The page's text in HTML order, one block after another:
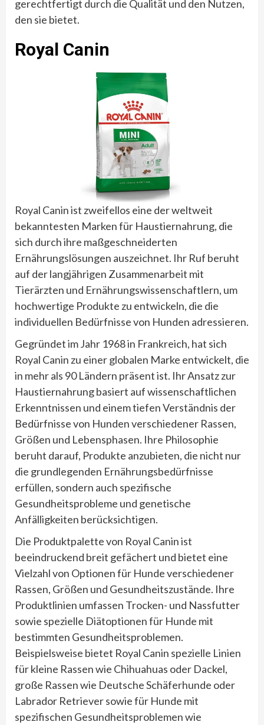
gerechtfertigt durch die Qualität und den Nutzen,
den sie bietet.
Royal Canin
Royal Canin ist zweifellos eine der weltweit
bekanntesten Marken für Haustiernahrung, die
sich durch ihre maßgeschneiderten
Ernährungslösungen auszeichnet. Ihr Ruf beruht
auf der langjährigen Zusammenarbeit mit
Tierärzten und Ernährungswissenschaftlern, um
hochwertige Produkte zu entwickeln, die die
individuellen Bedürfnisse von Hunden adressieren.
Gegründet im Jahr 1968 in Frankreich, hat sich
Royal Canin zu einer globalen Marke entwickelt, die
in mehr als 90 Ländern präsent ist. Ihr Ansatz zur
Haustiernahrung basiert auf wissenschaftlichen
Erkenntnissen und einem tiefen Verständnis der
Bedürfnisse von Hunden verschiedener Rassen,
Größen und Lebensphasen. Ihre Philosophie
beruht darauf, Produkte anzubieten, die nicht nur
die grundlegenden Ernährungsbedürfnisse
erfüllen, sondern auch spezifische
Gesundheitsprobleme und genetische
Anfälligkeiten berücksichtigen.
Die Produktpalette von Royal Canin ist
beeindruckend breit gefächert und bietet eine
Vielzahl von Optionen für Hunde verschiedener
Rassen, Größen und Gesundheitszustände. Ihre
Produktlinien umfassen Trocken- und Nassfutter
sowie spezielle Diätoptionen für Hunde mit
bestimmten Gesundheitsproblemen.
Beispielsweise bietet Royal Canin spezielle Linien
für kleine Rassen wie Chihuahuas oder Dackel,
große Rassen wie Deutsche Schäferhunde oder
Labrador Retriever sowie für Hunde mit
spezifischen Gesundheitsproblemen wie